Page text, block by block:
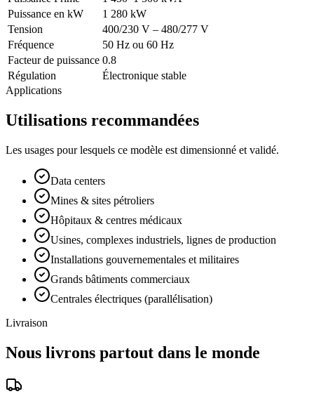
Puissance en kW
1 280 kW
Tension
400/230 V – 480/277 V
Fréquence
50 Hz ou 60 Hz
Facteur de puissance 0.8
Régulation
Électronique stable
Applications
Utilisations recommandées
Les usages pour lesquels ce modèle est dimensionné et validé.
Data centers
Mines & sites pétroliers
Hôpitaux & centres médicaux
Usines, complexes industriels, lignes de production
Installations gouvernementales et militaires
Grands bâtiments commerciaux
Centrales électriques (parallélisation)
Livraison
Nous livrons partout dans le monde